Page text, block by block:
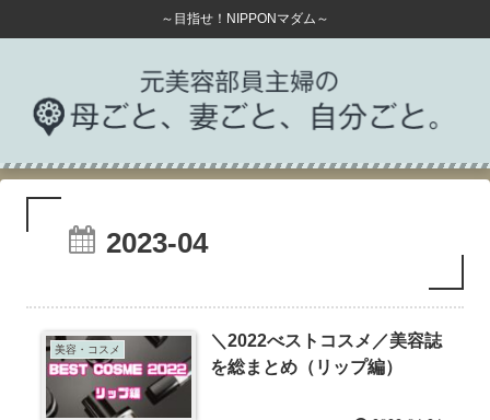
～目指せ！NIPPONマダム～
2023-04
美容・コスメ
＼2022べストコスメ／美容誌
を総まとめ（リップ編）